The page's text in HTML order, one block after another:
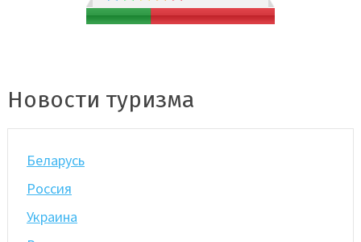
Новости туризма
Беларусь
Россия
Украина